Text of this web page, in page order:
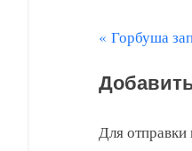
по
П
е
ы
Горбуша
Для